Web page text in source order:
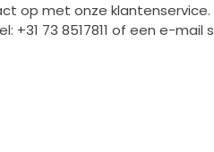
op met onze klantenservice.
+31 73 8517811 of een e-mail